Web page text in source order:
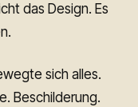
das Design. Es
sich alles.
Beschilderung.